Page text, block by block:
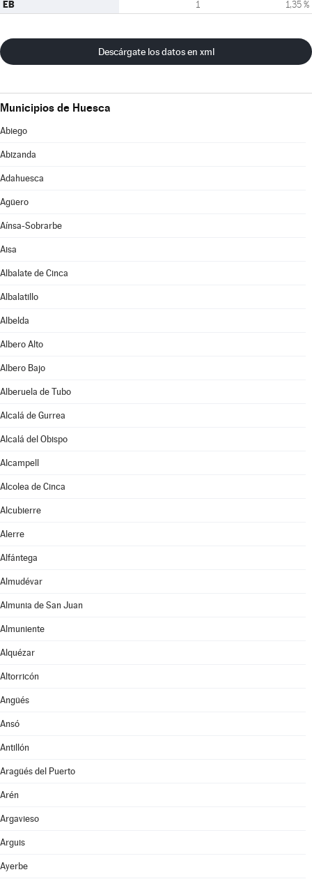
EB 1 1,35 %
Descárgate los datos en xml
Municipios de Huesca
Abiego
Abizanda
Adahuesca
Agüero
Aínsa-Sobrarbe
Aisa
Albalate de Cinca
Albalatillo
Albelda
Albero Alto
Albero Bajo
Alberuela de Tubo
Alcalá de Gurrea
Alcalá del Obispo
Alcampell
Alcolea de Cinca
Alcubierre
Alerre
Alfántega
Almudévar
Almunia de San Juan
Almuniente
Alquézar
Altorricón
Angüés
Ansó
Antillón
Aragüés del Puerto
Arén
Argavieso
Arguis
Ayerbe